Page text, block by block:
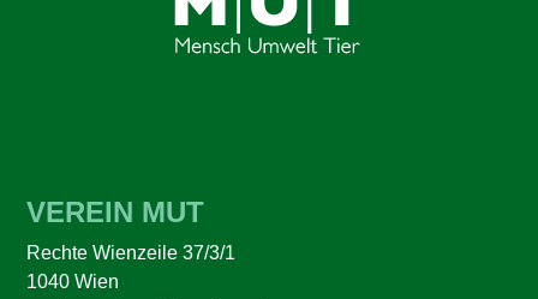
VEREIN MUT
Rechte Wienzeile 37/3/1
1040 Wien